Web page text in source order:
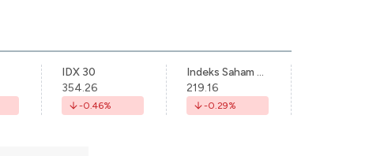
IDX 30
354.26
-0.46%
Indeks Saham Syariah Indonesia
219.16
-0.29%